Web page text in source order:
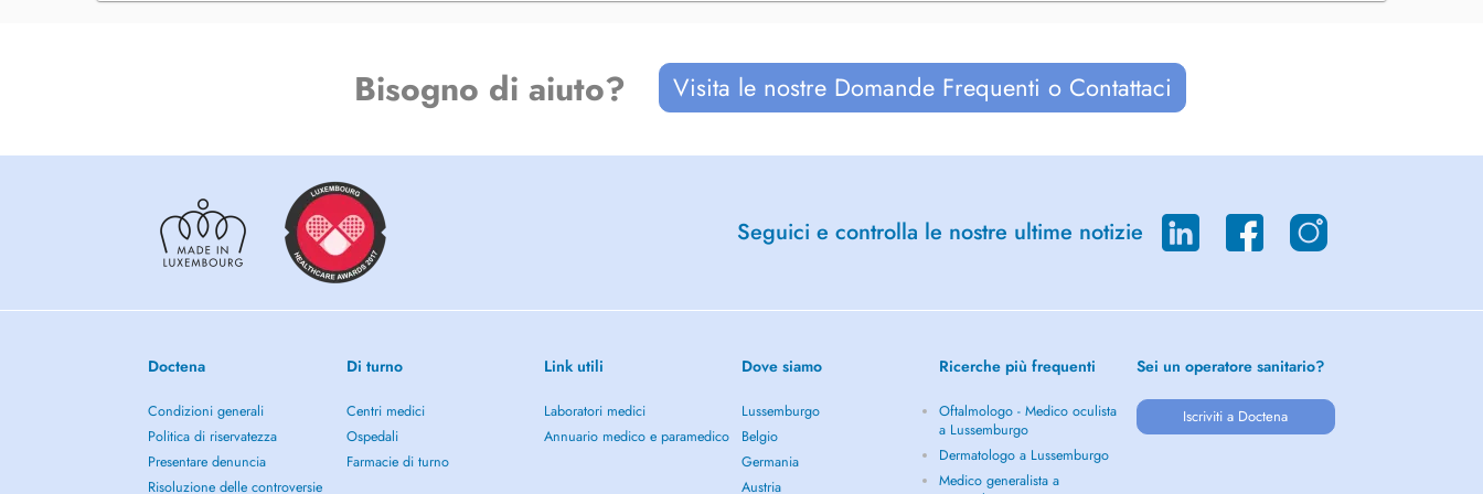
Je mets à votre disposition mes compétences et mon expérience pour vous accompagner
dans la prévention, la rééducation et l'amélioration de votre bien-être. Mon approche
personnalisée s'adapte à tous les âges et à toutes les conditions physiques, des enfants aux
me déplace également à domicile dans un rayon de 10 km.
Bisogno di aiuto? Visita le nostre Domande Frequenti o Contattaci
Seguici e controlla le nostre ultime notizie
Doctena
Condizioni generali
Politica di riservatezza
Presentare denuncia
Risoluzione delle controversie
Di turno
Centri medici
Ospedali
Farmacie di turno
Link utili
Laboratori medici
Annuario medico e paramedico
Dove siamo
Lussemburgo
Belgio
Germania
Austria
Ricerche più frequenti
Oftalmologo - Medico oculista
a Lussemburgo
Dermatologo a Lussemburgo
Medico generalista a
Sei un operatore sanitario?
Iscriviti a Doctena